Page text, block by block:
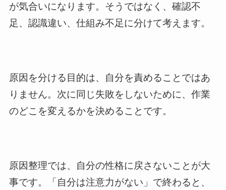
が気合いになります。そうではなく、確認不
足、認識違い、仕組み不足に分けて考えます。
原因を分ける目的は、自分を責めることではあ
りません。次に同じ失敗をしないために、作業
のどこを変えるかを決めることです。
原因整理では、自分の性格に戻さないことが大
事です。「自分は注意力がない」で終わると、